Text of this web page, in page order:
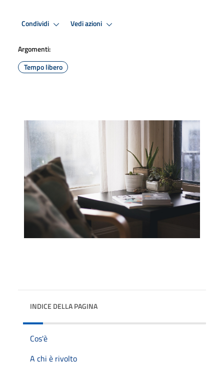
Condividi Vedi azioni
Argomenti:
Tempo libero
INDICE DELLA PAGINA
Cos'è
A chi è rivolto